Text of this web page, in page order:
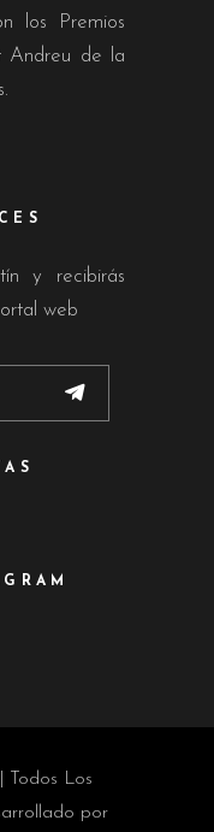
los Premios
Andreu de la
y recibirás
web
Todos Los
por